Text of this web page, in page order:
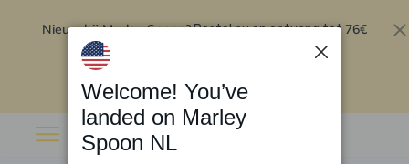
Nieuw bij Marley Spoon?Bestel nu en ontvang tot 76€
Welcome! You’ve
landed on Marley
Spoon NL